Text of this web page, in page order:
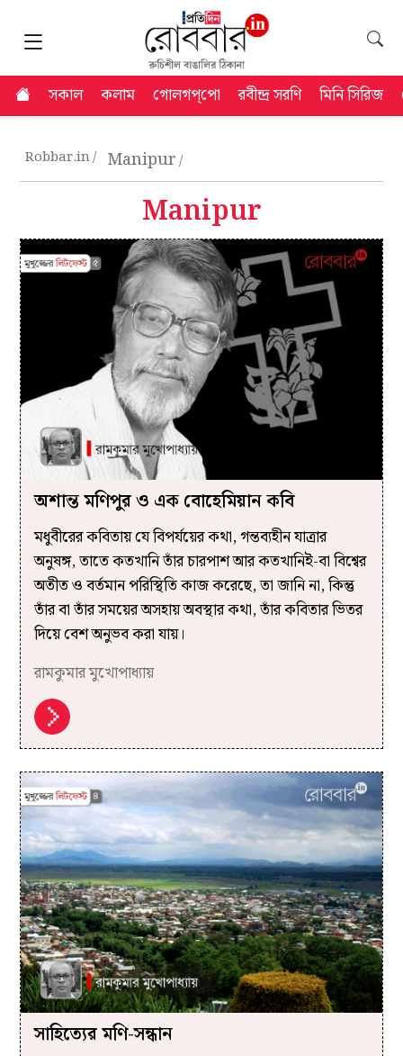
সকাল কলাম গোলগপ্‌পো রবীন্দ্র সরণি মিনি সিরিজ
Robbar.in Manipur
Manipur
অশান্ত মণিপুর ও এক বোহেমিয়ান কবি
মধুবীরের কবিতায় যে বিপর্যয়ের কথা, গন্তব্যহীন যাত্রার
অনুষঙ্গ, তাতে কতখানি তাঁর চারপাশ আর কতখানিই-বা বিশ্বের
অতীত ও বর্তমান পরিস্থিতি কাজ করেছে, তা জানি না, কিন্তু
তাঁর বা তাঁর সময়ের অসহায় অবস্থার কথা, তাঁর কবিতার ভিতর
দিয়ে বেশ অনুভব করা যায়।
রামকুমার মুখোপাধ্যায়
সাহিত্যের মণি-সন্ধান